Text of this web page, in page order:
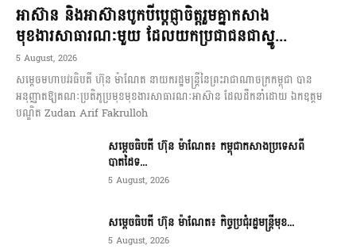
អាស៊ាន និងអាស៊ានបូកបីប្តេជ្ញាចិត្តរួមគ្នាកសាង
មុខងារសាធារណៈមួយ ដែលយកប្រជាជនជាស្នូ...
5 August, 2026
សម្តេចមហាបវរធិបតី ហ៊ុន ម៉ាណែត នាយករដ្ឋមន្ត្រីនៃព្រះរាជាណាចក្រកម្ពុជា បាន
អនុញ្ញាតឱ្យគណៈប្រតិភូប្រមុខមុខងារសាធារណៈអាស៊ាន ដែលដឹកនាំដោយ ឯកឧត្តម
បណ្ឌិត Zudan Arif Fakrulloh
សម្ដេចធិបតី ហ៊ុន ម៉ាណែត៖ កម្ពុជាកសាងប្រទេសពី
បាតដៃទ...
5 August, 2026
សម្ដេចធិបតី ហ៊ុន ម៉ាណែត៖ កិច្ចប្រជុំរដ្ឋមន្ត្រីមុខ...
5 August, 2026